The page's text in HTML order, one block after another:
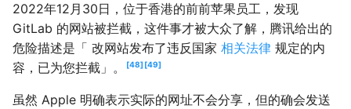
2022年12月30日，位于香港的前前苹果员工，发现
GitLab 的网站被拦截，这件事才被大众了解，腾讯给出的
危险描述是「 改网站发布了违反国家 相关法律 规定的内
容，已为您拦截」。
48 49
虽然 Apple 明确表示实际的网址不会分享，但的确会发送